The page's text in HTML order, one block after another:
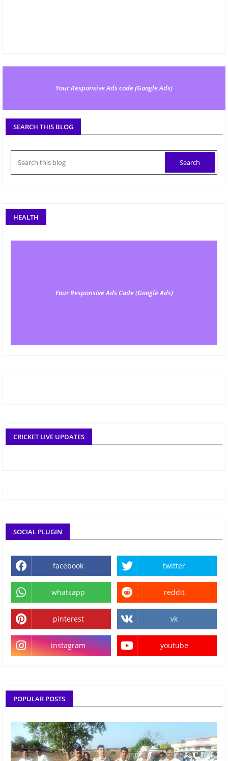
Your Responsive Ads code (Google Ads)
SEARCH THIS BLOG
HEALTH
Your Responsive Ads Code (Google Ads)
CRICKET LIVE UPDATES
SOCIAL PLUGIN
facebook twitter
whatsapp reddit
pinterest vk
instagram youtube
POPULAR POSTS